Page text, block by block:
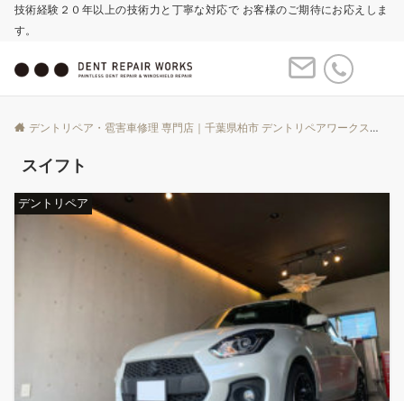
技術経験２０年以上の技術力と丁寧な対応で お客様のご期待にお応えしま
す。
デントリペア・雹害車修理 専門店｜千葉県柏市 デントリペアワークス
スイフト
デントリペア